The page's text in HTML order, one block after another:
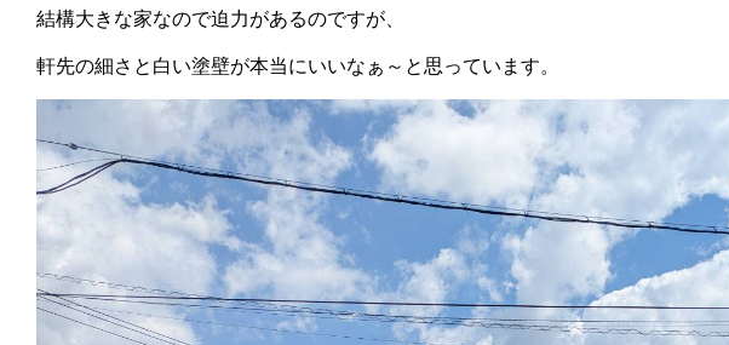
結構大きな家なので迫力があるのですが、
軒先の細さと白い塗壁が本当にいいなぁ～と思っています。